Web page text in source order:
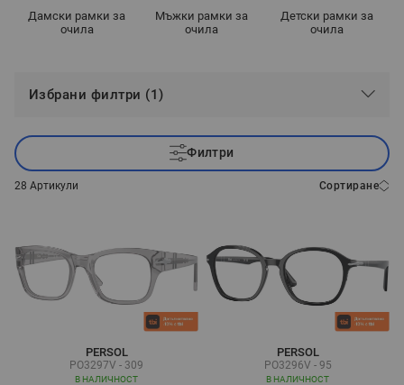
Дамски рамки за
очила
Мъжки рамки за
очила
Детски рамки за
очила
Избрани филтри (1)
Филтри
28 Артикули Сортиране
PERSOL
PO3297V - 309
В НАЛИЧНОСТ
PERSOL
PO3296V - 95
В НАЛИЧНОСТ